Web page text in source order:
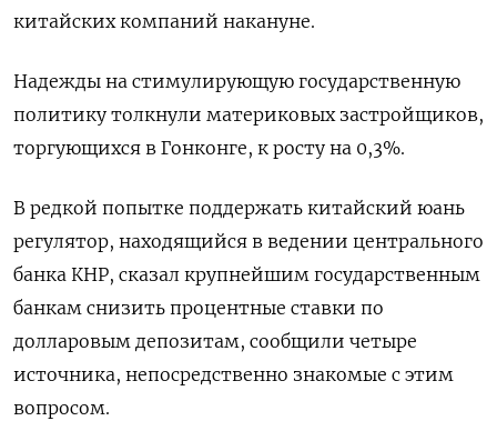
китайских компаний накануне.
Надежды на стимулирующую государственную
политику толкнули материковых застройщиков,
торгующихся в Гонконге, к росту на 0,3%.
В редкой попытке поддержать китайский юань
регулятор, находящийся в ведении центрального
банка КНР, сказал крупнейшим государственным
банкам снизить процентные ставки по
долларовым депозитам, сообщили четыре
источника, непосредственно знакомые с этим
вопросом.